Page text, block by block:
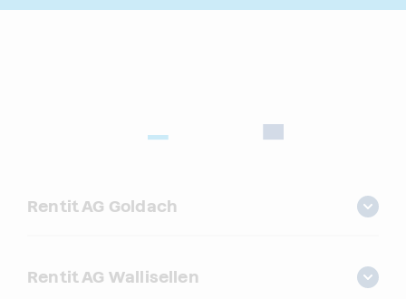
Rentit AG Goldach
Rentit AG Wallisellen